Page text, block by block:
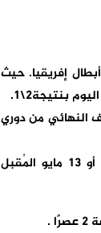
إفريقيا. حيث
بنتيجة2\1.
النهائي من دوري
ومن المقرر أن يواجه الوداد نظيره صن دوانز في ذهاب دوري أبطال إفريقيا أحد يومي 12 أو 13 مايو المُقبل